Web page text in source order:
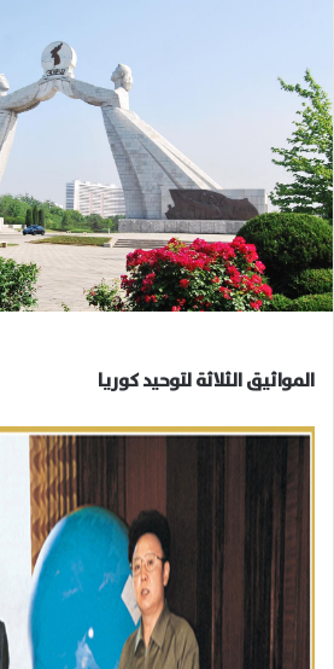
المواثيق الثلاثة لتوحيد كوريا